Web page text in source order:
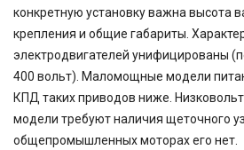
конкретную установку важна высота
крепления и общие габариты.
электродвигателей унифицированы
400 вольт). Маломощные модели
КПД таких приводов ниже.
модели требуют наличия щеточного
общепромышленных моторах его нет.